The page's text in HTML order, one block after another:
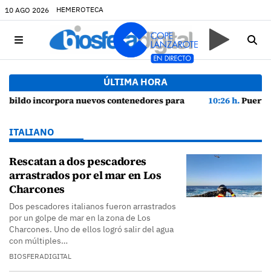
10 AGO 2026 HEMEROTECA
ÚLTIMA HORA
de residuos entre La Graciosa y Lanzarote
10:26 h.Puerto del Carmen cierra sus fiestas con
ITALIANO
Rescatan a dos pescadores
arrastrados por el mar en Los
Charcones
Dos pescadores italianos fueron arrastrados
por un golpe de mar en la zona de Los
Charcones. Uno de ellos logró salir del agua
con múltiples…
BIOSFERADIGITAL